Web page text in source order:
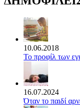
10.06.2018
Το προφίλ των
16.07.2024
Όταν το παιδί